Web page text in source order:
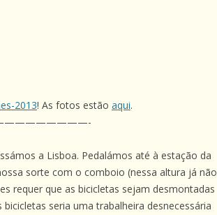
2013! As fotos estão aqui.
a Lisboa. Pedalámos até à estação da
sorte com o comboio (nessa altura já não
requer que as bicicletas sejam desmontadas
seria uma trabalheira desnecessária